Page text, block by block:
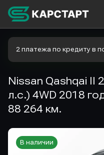
2 платежа по кредиту в
Nissan Qashqai II
л.с.) 4WD 2018
88 264 км.
В наличии